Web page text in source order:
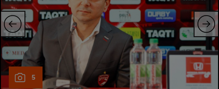
Tenis
Handbal
Natație
Formula 1
5